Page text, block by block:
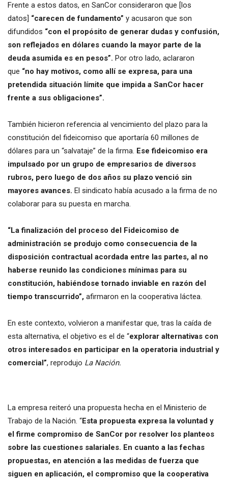
Frente a estos datos, en SanCor consideraron que [los
datos] “carecen de fundamento” y acusaron que son
difundidos “con el propósito de generar dudas y confusión,
son reflejados en dólares cuando la mayor parte de la
deuda asumida es en pesos”. Por otro lado, aclararon
que “no hay motivos, como allí se expresa, para una
pretendida situación límite que impida a SanCor hacer
frente a sus obligaciones”.
También hicieron referencia al vencimiento del plazo para la
constitución del fideicomiso que aportaría 60 millones de
dólares para un “salvataje” de la firma. Ese fideicomiso era
impulsado por un grupo de empresarios de diversos
rubros, pero luego de dos años su plazo venció sin
mayores avances. El sindicato había acusado a la firma de no
colaborar para su puesta en marcha.
“La finalización del proceso del Fideicomiso de
administración se produjo como consecuencia de la
disposición contractual acordada entre las partes, al no
haberse reunido las condiciones mínimas para su
constitución, habiéndose tornado inviable en razón del
tiempo transcurrido”, afirmaron en la cooperativa láctea.
En este contexto, volvieron a manifestar que, tras la caída de
esta alternativa, el objetivo es el de “explorar alternativas con
otros interesados en participar en la operatoria industrial y
comercial”, reprodujo La Nación.
La empresa reiteró una propuesta hecha en el Ministerio de
Trabajo de la Nación. “Esta propuesta expresa la voluntad y
el firme compromiso de SanCor por resolver los planteos
sobre las cuestiones salariales. En cuanto a las fechas
propuestas, en atención a las medidas de fuerza que
siguen en aplicación, el compromiso que la cooperativa